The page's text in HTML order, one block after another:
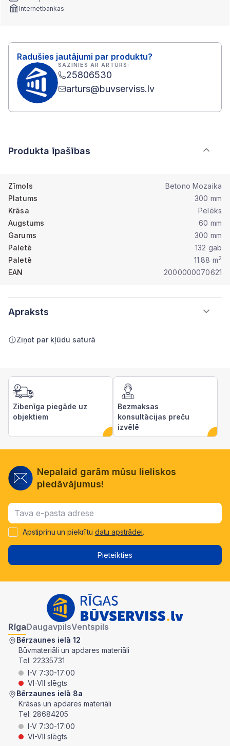
Internetbankas
Radušies jautājumi par produktu?
SAZINIES AR ARTŪRS:
25806530
arturs@buvserviss.lv
Produkta īpašības
Zīmols
Betono Mozaika
Platums
300 mm
Krāsa
Pelēks
Augstums
60 mm
Garums
300 mm
Paletē
132 gab
Paletē
11.88 m2
EAN 2000000070621
Apraksts
Ziņot par kļūdu saturā
Zibenīga piegāde uz
objektiem
Bezmaksas
konsultācijas preču
izvēlē
Nepalaid garām mūsu lieliskos
piedāvājumus!
Apstiprinu un piekrītu datu apstrādei.
Pieteikties
RīgaDaugavpilsVentspils
Bērzaunes ielā 12
Būvmateriāli un apdares materiāli
Tel: 22335731
I-V 7:30-17:00
VI-VII slēgts
Bērzaunes ielā 8a
Krāsas un apdares materiāli
Tel: 28684205
I-V 7:30-17:00
VI-VII slēgts